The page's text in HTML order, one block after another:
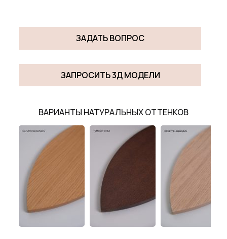
ЗАДАТЬ ВОПРОС
ЗАПРОСИТЬ 3Д МОДЕЛИ
ВАРИАНТЫ НАТУРАЛЬНЫХ ОТТЕНКОВ